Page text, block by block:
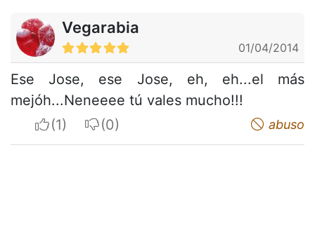
Vegarabia
01/04/2014
Ese Jose, ese Jose, eh, eh...el más
mejóh...Neneeee tú vales mucho!!!
I apreciateI do not appreciate abuso